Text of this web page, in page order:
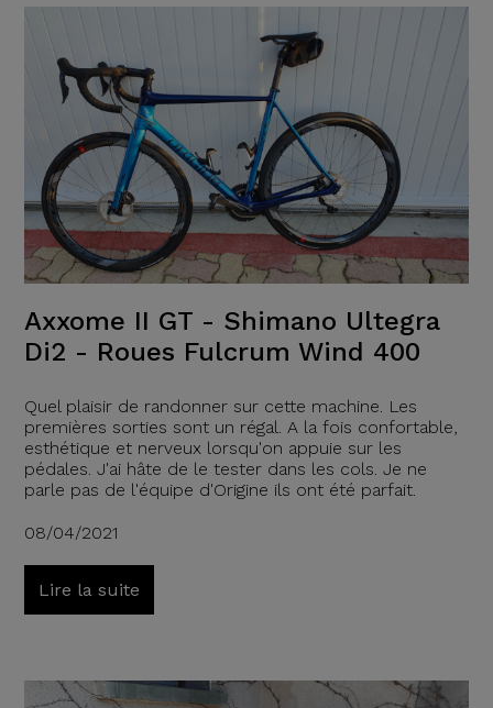
Axxome II GT - Shimano Ultegra
Di2 - Roues Fulcrum Wind 400
Quel plaisir de randonner sur cette machine. Les
premières sorties sont un régal. A la fois confortable,
esthétique et nerveux lorsqu'on appuie sur les
pédales. J'ai hâte de le tester dans les cols. Je ne
parle pas de l'équipe d'Origine ils ont été parfait.
08/04/2021
Lire la suite